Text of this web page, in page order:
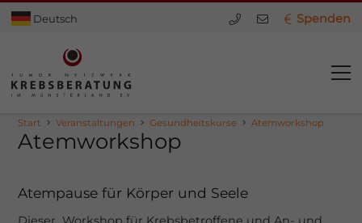
Deutsch Spenden
Start Veranstaltungen Gesundheitskurse Atemworkshop
Atemworkshop
Atempause für Körper und Seele